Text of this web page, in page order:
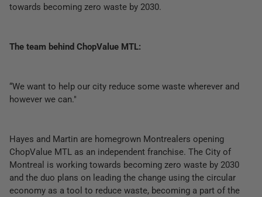
towards becoming zero waste by 2030.
The team behind ChopValue MTL:
“We want to help our city reduce some waste wherever and
however we can."
Hayes and Martin are homegrown Montrealers opening
ChopValue MTL as an independent franchise. The City of
Montreal is working towards becoming zero waste by 2030
and the duo plans on leading the change using the circular
economy as a tool to reduce waste, becoming a part of the